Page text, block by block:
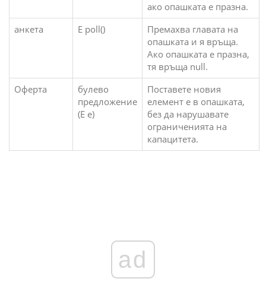
ако опашката е празна.
анкета
E poll()
Премахва главата на
опашката и я връща.
Ако опашката е празна,
тя връща null.
Оферта
булево
предложение
(E e)
Поставете новия
елемент e в опашката,
без да нарушавате
ограниченията на
капацитета.
ad